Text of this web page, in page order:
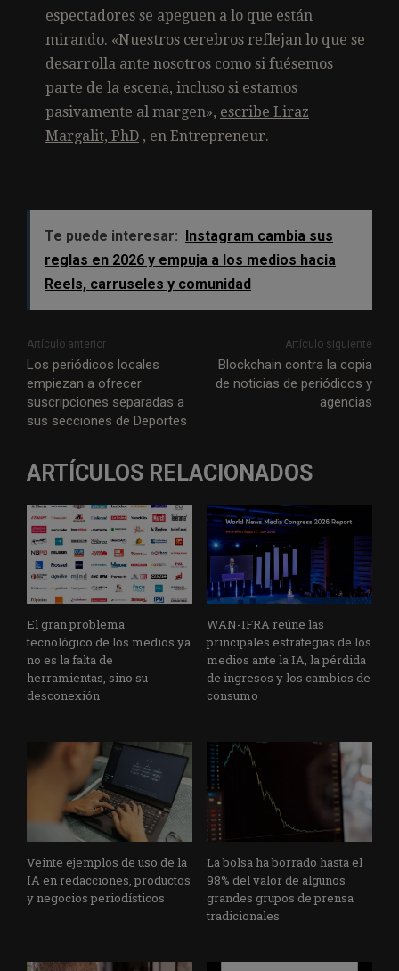
espectadores se apeguen a lo que están
mirando. «Nuestros cerebros reflejan lo que se
desarrolla ante nosotros como si fuésemos
parte de la escena, incluso si estamos
pasivamente al margen», escribe Liraz
Margalit, PhD , en Entrepreneur.
Te puede interesar: Instagram cambia sus
reglas en 2026 y empuja a los medios hacia
Reels, carruseles y comunidad
Artículo anterior
Los periódicos locales
empiezan a ofrecer
suscripciones separadas a
sus secciones de Deportes
Artículo siguiente
Blockchain contra la copia
de noticias de periódicos y
agencias
ARTÍCULOS RELACIONADOS
El gran problema
tecnológico de los medios ya
no es la falta de
herramientas, sino su
desconexión
WAN-IFRA reúne las
principales estrategias de los
medios ante la IA, la pérdida
de ingresos y los cambios de
consumo
Veinte ejemplos de uso de la
IA en redacciones, productos
y negocios periodísticos
La bolsa ha borrado hasta el
98% del valor de algunos
grandes grupos de prensa
tradicionales